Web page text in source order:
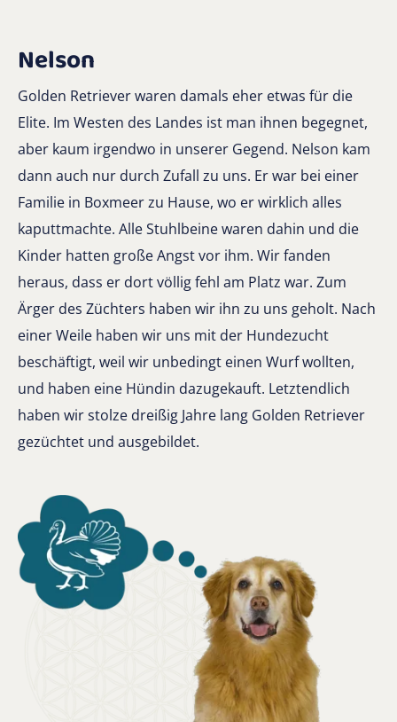
Nelson
Golden Retriever waren damals eher etwas für die
Elite. Im Westen des Landes ist man ihnen begegnet,
aber kaum irgendwo in unserer Gegend. Nelson kam
dann auch nur durch Zufall zu uns. Er war bei einer
Familie in Boxmeer zu Hause, wo er wirklich alles
kaputtmachte. Alle Stuhlbeine waren dahin und die
Kinder hatten große Angst vor ihm. Wir fanden
heraus, dass er dort völlig fehl am Platz war. Zum
Ärger des Züchters haben wir ihn zu uns geholt. Nach
einer Weile haben wir uns mit der Hundezucht
beschäftigt, weil wir unbedingt einen Wurf wollten,
und haben eine Hündin dazugekauft. Letztendlich
haben wir stolze dreißig Jahre lang Golden Retriever
gezüchtet und ausgebildet.